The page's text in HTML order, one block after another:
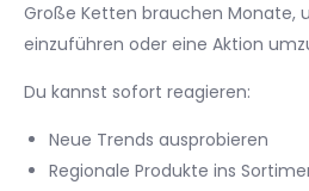
Große Ketten brauchen Monate,
einzuführen oder eine Aktion
Du kannst sofort reagieren:
Neue Trends ausprobieren
Regionale Produkte ins